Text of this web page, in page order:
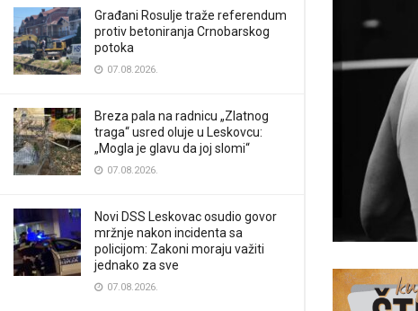
Građani Rosulje traže referendum
protiv betoniranja Crnobarskog
potoka
07.08.2026.
Breza pala na radnicu „Zlatnog
traga“ usred oluje u Leskovcu:
„Mogla je glavu da joj slomi“
07.08.2026.
Novi DSS Leskovac osudio govor
mržnje nakon incidenta sa
policijom: Zakoni moraju važiti
jednako za sve
07.08.2026.